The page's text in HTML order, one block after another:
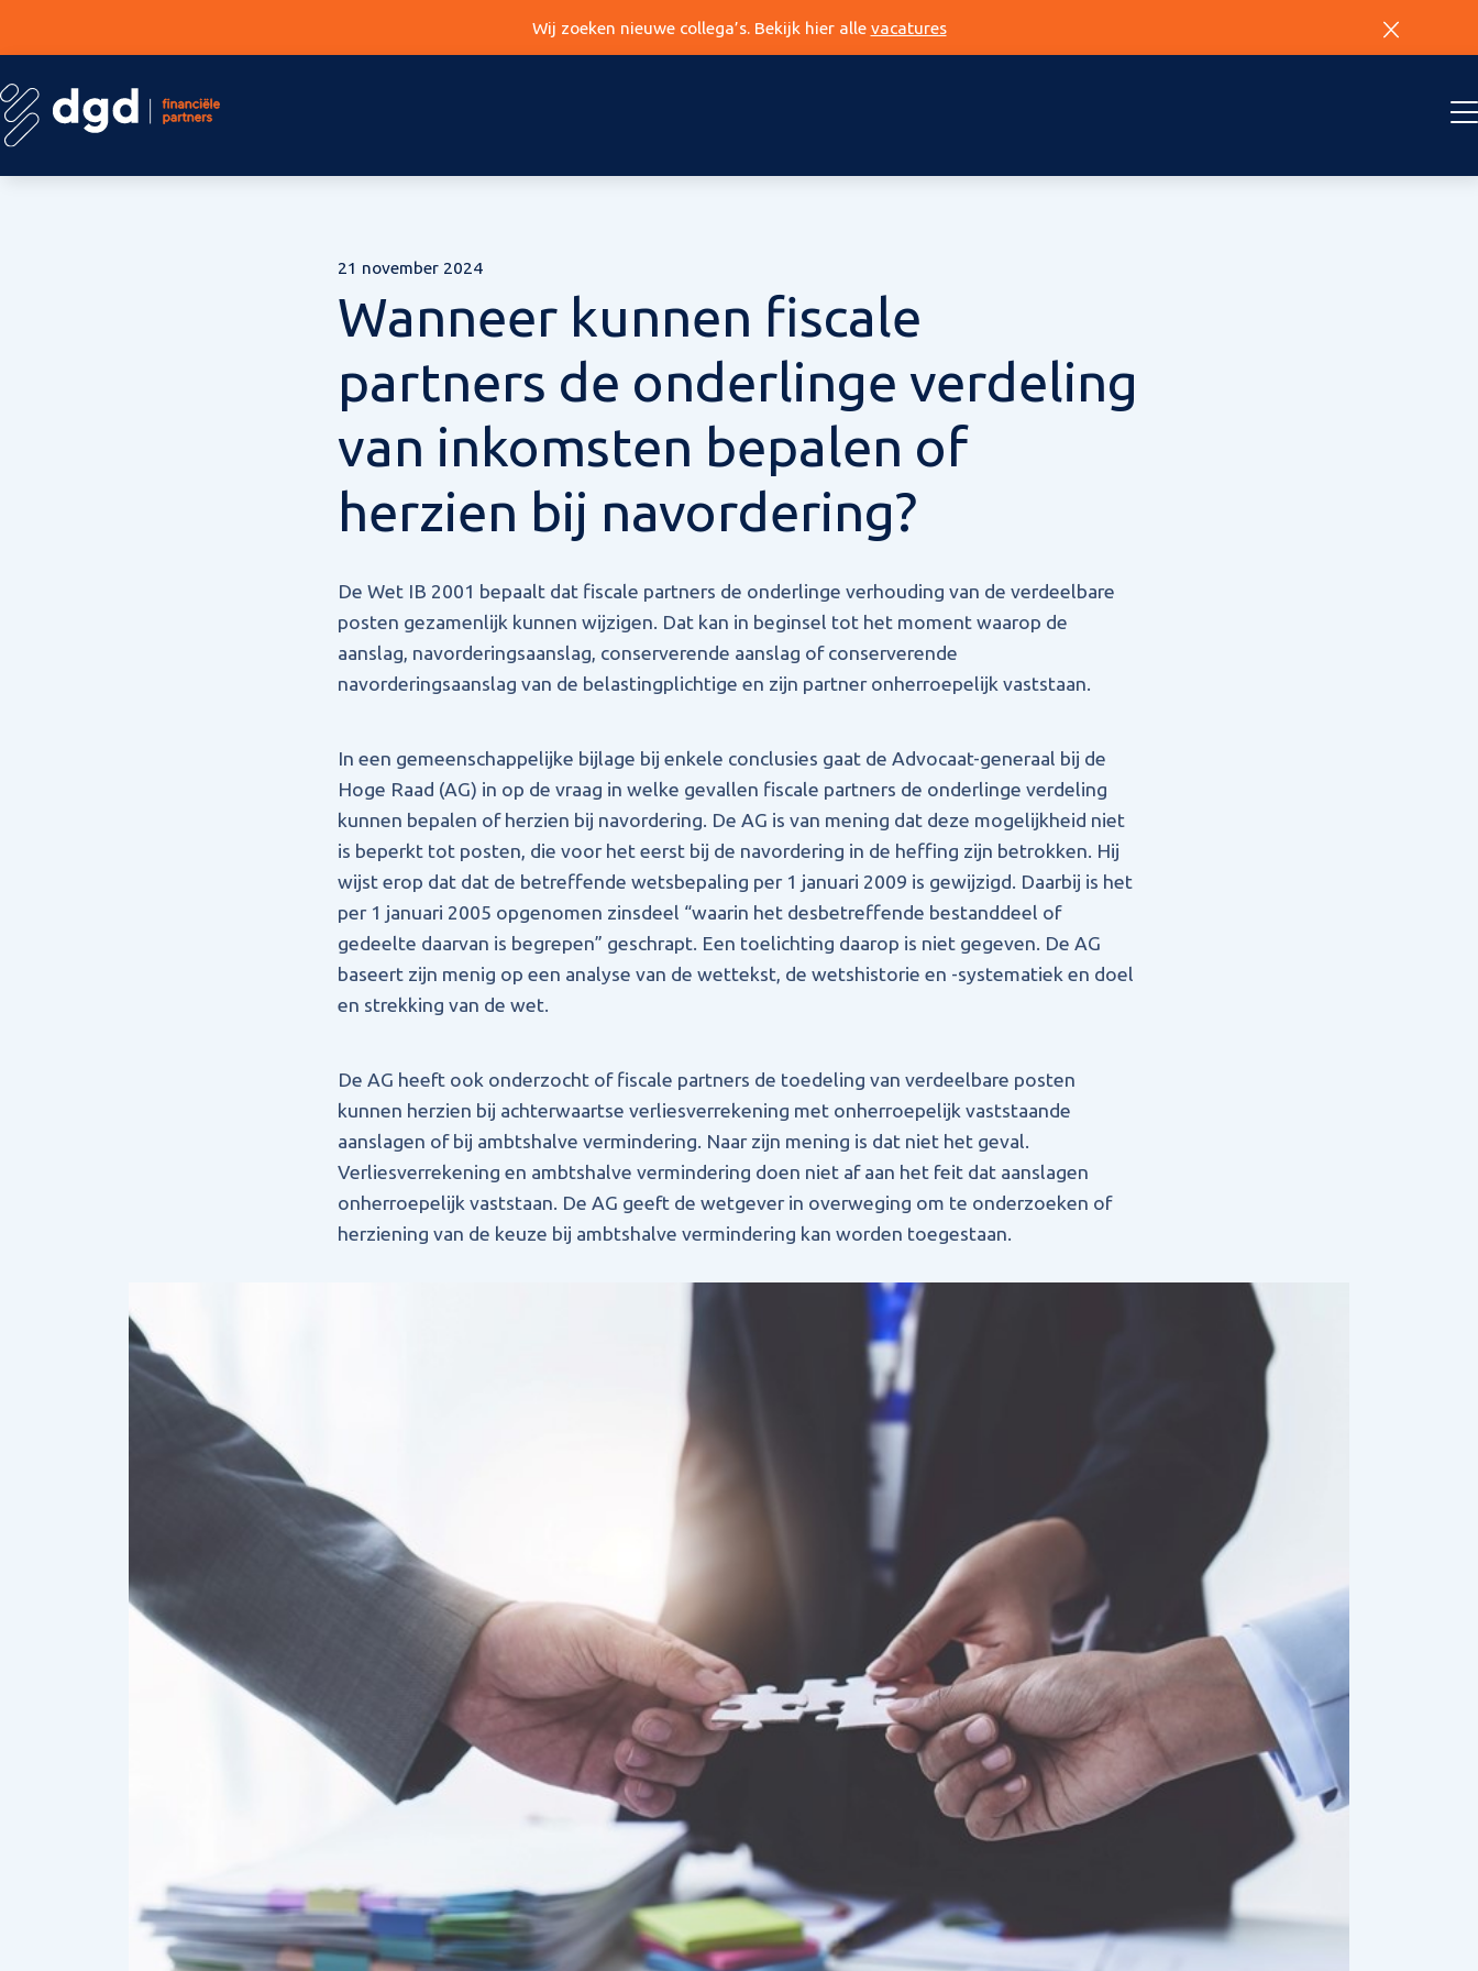
Wij zoeken nieuwe collega’s. Bekijk hier alle vacatures
21 november 2024
Wanneer kunnen fiscale
partners de onderlinge verdeling
van inkomsten bepalen of
herzien bij navordering?
De Wet IB 2001 bepaalt dat fiscale partners de onderlinge verhouding van de verdeelbare
posten gezamenlijk kunnen wijzigen. Dat kan in beginsel tot het moment waarop de
aanslag, navorderingsaanslag, conserverende aanslag of conserverende
navorderingsaanslag van de belastingplichtige en zijn partner onherroepelijk vaststaan.
In een gemeenschappelijke bijlage bij enkele conclusies gaat de Advocaat-generaal bij de
Hoge Raad (AG) in op de vraag in welke gevallen fiscale partners de onderlinge verdeling
kunnen bepalen of herzien bij navordering. De AG is van mening dat deze mogelijkheid niet
is beperkt tot posten, die voor het eerst bij de navordering in de heffing zijn betrokken. Hij
wijst erop dat dat de betreffende wetsbepaling per 1 januari 2009 is gewijzigd. Daarbij is het
per 1 januari 2005 opgenomen zinsdeel “waarin het desbetreffende bestanddeel of
gedeelte daarvan is begrepen” geschrapt. Een toelichting daarop is niet gegeven. De AG
baseert zijn menig op een analyse van de wettekst, de wetshistorie en -systematiek en doel
en strekking van de wet.
De AG heeft ook onderzocht of fiscale partners de toedeling van verdeelbare posten
kunnen herzien bij achterwaartse verliesverrekening met onherroepelijk vaststaande
aanslagen of bij ambtshalve vermindering. Naar zijn mening is dat niet het geval.
Verliesverrekening en ambtshalve vermindering doen niet af aan het feit dat aanslagen
onherroepelijk vaststaan. De AG geeft de wetgever in overweging om te onderzoeken of
herziening van de keuze bij ambtshalve vermindering kan worden toegestaan.